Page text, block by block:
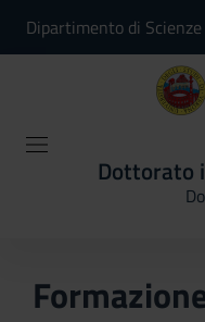
Dipartimento di
Dottorato